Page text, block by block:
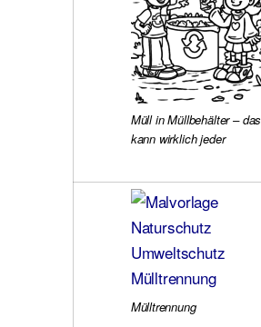
Müll in Müllbehälter – das
kann wirklich jeder
Mülltrennung